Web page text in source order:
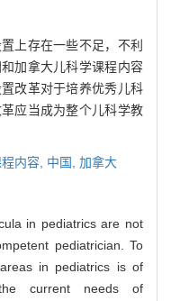
上存在一些不足，不利
加拿大儿科学课程内容
改革对于培养优秀儿科
应当成为整个儿科学教
内容, 中国, 加拿大
in pediatrics are not
pediatrician. To
in pediatrics is of
current needs of